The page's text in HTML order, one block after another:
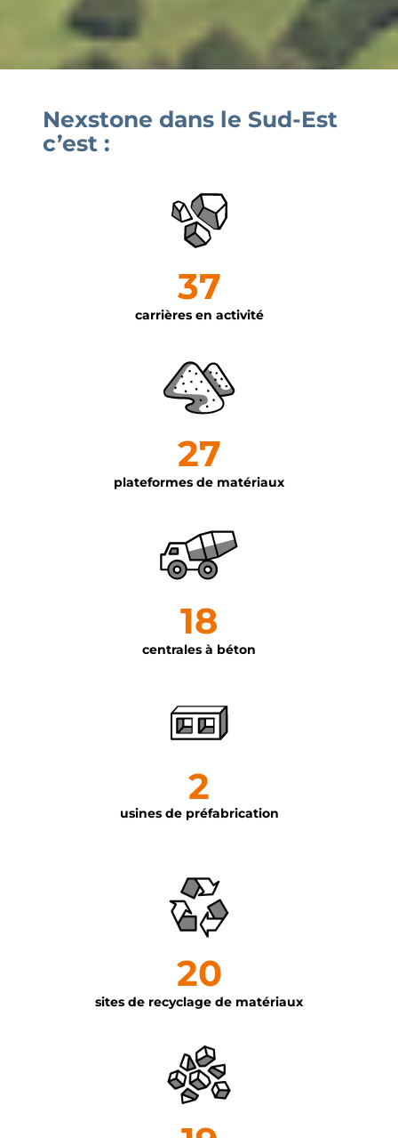
Nexstone dans le Sud-Est
c’est :
37
carrières en activité
27
plateformes de matériaux
18
centrales à béton
2
usines de préfabrication
20
sites de recyclage de matériaux